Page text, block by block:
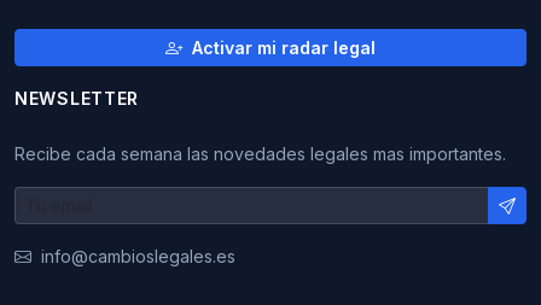
Activar mi radar legal
NEWSLETTER
Recibe cada semana las novedades legales mas importantes.
info@cambioslegales.es